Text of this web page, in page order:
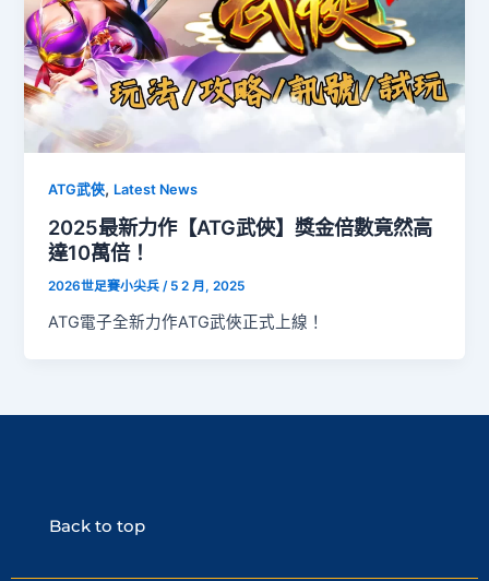
ATG武俠, Latest News
2025最新力作【ATG武俠】獎金倍數竟然高
達10萬倍！
2026世足賽小尖兵/ 5 2 月, 2025
ATG電子全新力作ATG武俠正式上線！
Back to top